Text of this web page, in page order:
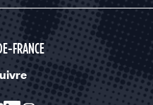
FRANCE